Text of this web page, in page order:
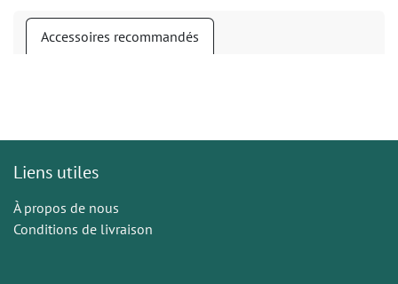
Accessoires recommandés
Liens utiles
À propos de nous
Conditions de livraison